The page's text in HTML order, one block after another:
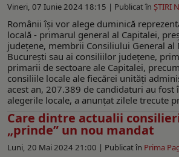
Vineri, 07 Iunie 2024 18:15 | Publicat în ŞTIRI
Românii îşi vor alege duminică
locală - primarul general al Capitalei,
judeţene, membrii Consiliului General
Bucureşti sau ai consiliilor judeţene,
primarii de sectoare ale Capitalei,
consiliile locale ale fiecărei unităţi
acest an, 207.389 de candidaturi au fost
alegerile locale, a anunţat zilele trecute
Care dintre actualii
„prinde” un nou mandat
Luni, 20 Mai 2024 21:00 | Publicat în Prima